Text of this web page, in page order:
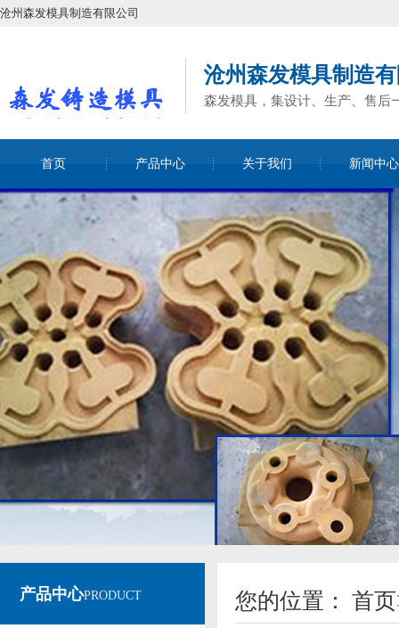
沧州森发模具制造有限公司
沧州森发模具制造
森发模具，集设计、生产、售后
首页 产品中心 关于我们 新闻中心
产品中心PRODUCT 您的位置： 首页